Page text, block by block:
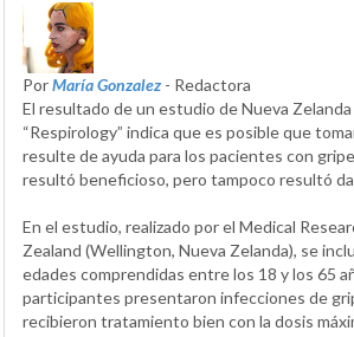
PorMaría Gonzalez - Redactora
El resultado de un estudio de Nueva
“Respirology” indica que es posible que
resulte de ayuda para los pacientes con
resultó beneficioso, pero tampoco resultó
En el estudio, realizado por el Medical
Zealand (Wellington, Nueva Zelanda), se
edades comprendidas entre los 18 y los 65
participantes presentaron infecciones de
recibieron tratamiento bien con la dosis